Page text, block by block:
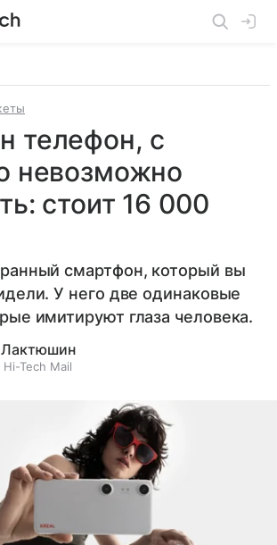
телефон, с
невозможно
стоит 16 000
смартфон, который вы
У него две одинаковые
имитируют глаза человека.
Лактюшин
Hi-Tech Mail